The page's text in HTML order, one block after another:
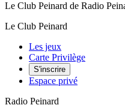
Le Club Peinard de Radio
Le Club Peinard
Les jeux
Carte Privilège
S'inscrire
Espace privé
Radio Peinard